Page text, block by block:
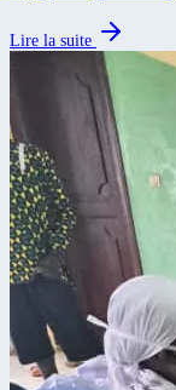
Lire la suite